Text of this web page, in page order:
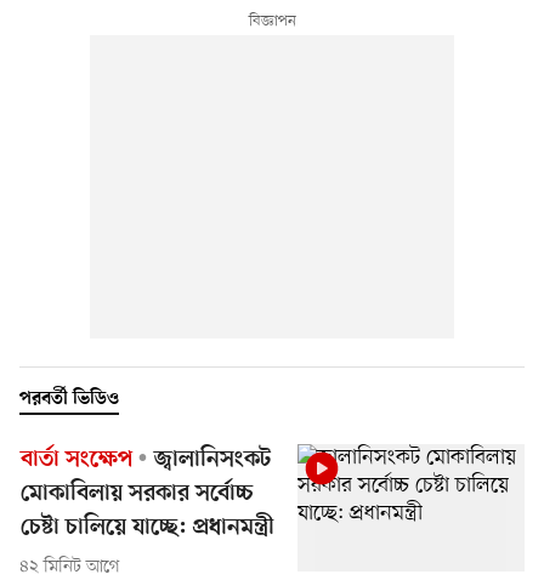
পরবর্তী ভিডিও
বার্তা সংক্ষেপ
জ্বালানিসংকট
মোকাবিলায় সরকার সর্বোচ্চ
চেষ্টা চালিয়ে যাচ্ছে: প্রধানমন্ত্রী
৪২ মিনিট আগে